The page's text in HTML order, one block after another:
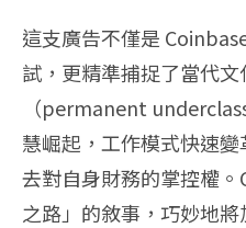
這支廣告不僅是
試，更精準捕捉了當代文
（permanent
慧崛起，工作模式快速
去對自身財務的掌控權
之路」的敘事，巧妙地